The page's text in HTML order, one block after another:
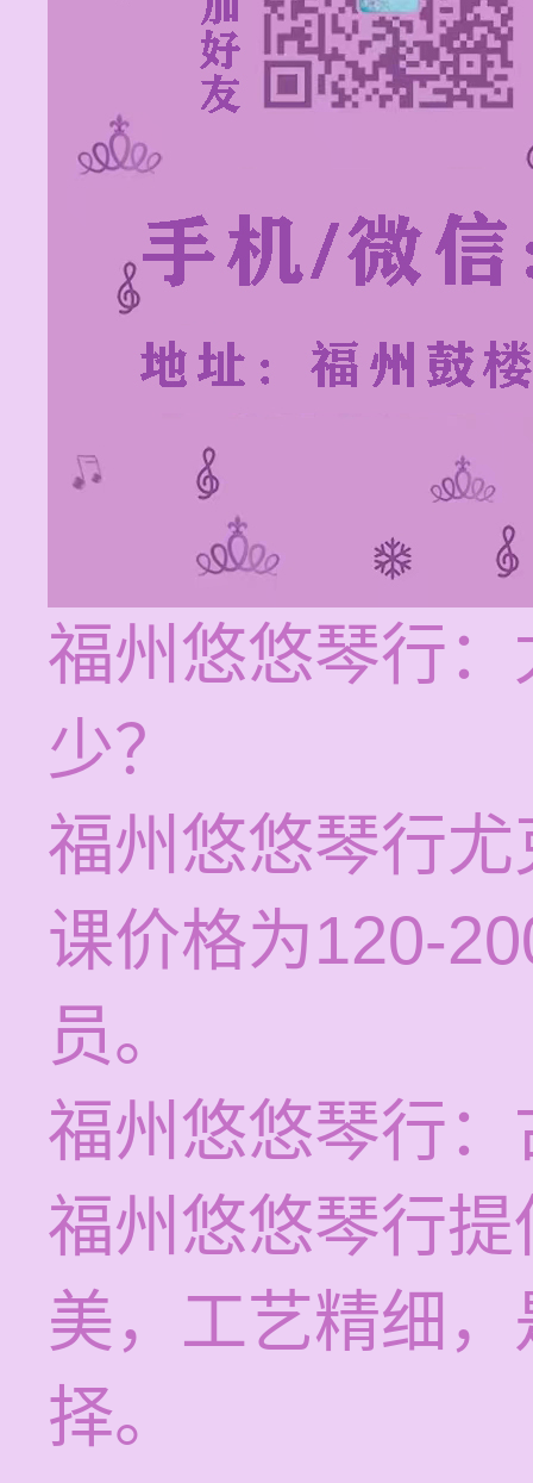
福州悠悠琴行
少？
福州悠悠琴行
课价格为120-
员。
福州悠悠琴行
福州悠悠琴行
美，工艺精细
择。